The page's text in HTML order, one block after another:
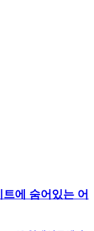
에 숨어있는 어